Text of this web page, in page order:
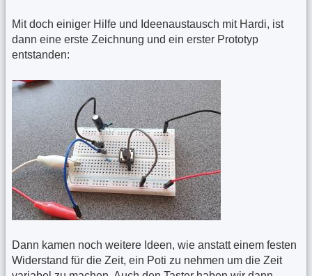
Mit doch einiger Hilfe und Ideenaustausch mit Hardi, ist
dann eine erste Zeichnung und ein erster Prototyp
entstanden:
Dann kamen noch weitere Ideen, wie anstatt einem festen
Widerstand für die Zeit, ein Poti zu nehmen um die Zeit